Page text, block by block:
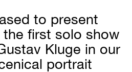
to present
first solo show
Kluge in our
portrait